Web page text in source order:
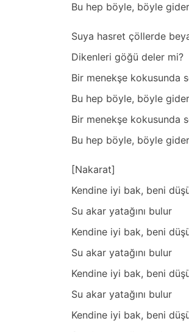
4
Bu hep böyle, böyle
Suya hasret çöllerde
Dikenleri göğü deler mi?
Bir menekşe kokusunda
Bu hep böyle, böyle
Bir menekşe kokusunda
Bu hep böyle, böyle
[Nakarat]
Kendine iyi bak, beni
Su akar yatağını bulur
Kendine iyi bak, beni
Su akar yatağını bulur
Kendine iyi bak, beni
Su akar yatağını bulur
Kendine iyi bak, beni